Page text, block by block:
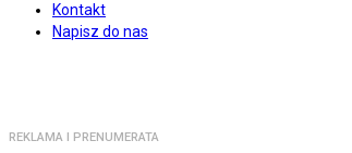
Kontakt
Napisz do nas
REKLAMA I PRENUMERATA